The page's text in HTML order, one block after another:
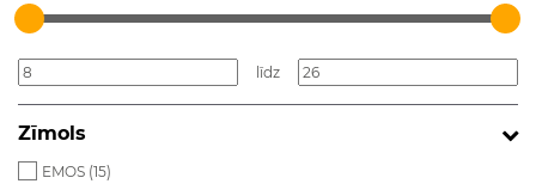
līdz
Zīmols
EMOS (15)